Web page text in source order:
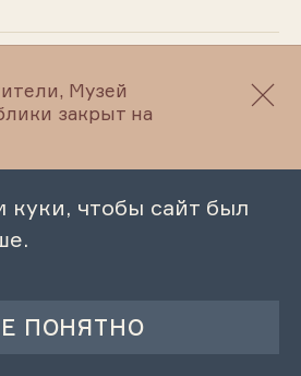
по
музею
Музей
закрыт на
куки, чтобы сайт был